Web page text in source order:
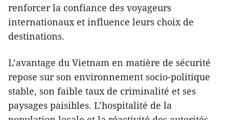
renforcer la confiance des voyageurs
internationaux et influence leurs choix de
destinations.
L’avantage du Vietnam en matière de sécurité
repose sur son environnement socio-politique
stable, son faible taux de criminalité et ses
paysages paisibles. L’hospitalité de la